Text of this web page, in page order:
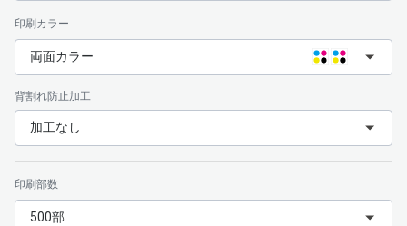
印刷カラー
両面カラー
背割れ防止加工
加工なし
印刷部数
500部